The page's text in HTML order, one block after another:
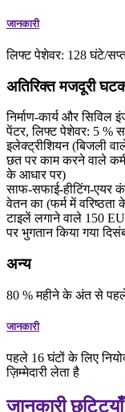
जानकारी
लिफ्ट पेशेवर: 128 घंटे/
अतिरिक्त मजदूरी
निर्माण-कार्य और सिविल
पेंटर, लिफ्ट पेशेवर: 5 %
इलेक्ट्रीशियन (बिजली
छत पर काम करने वाले
के आधार पर)
साफ-सफाई-हीटिंग-एयर
वेतन का (फर्म में
टाइलें लगाने वाले 150
पर भुगतान किया गया
अन्य
80 %महीने के अंत से
जानकारी
पहले 16 घंटों के लिए
ज़िम्मेदारी लेता है
जानकारी छुट्टियाँ